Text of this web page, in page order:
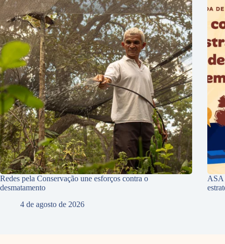
Redes pela Conservação une esforços contra o
desmatamento
4 de agosto de 2026
ASA